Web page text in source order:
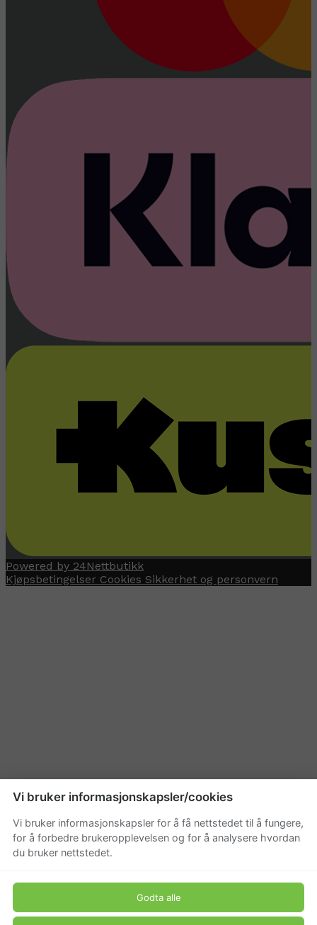
Powered by 24Nettbutikk
Kjøpsbetingelser Cookies Sikkerhet og personvern
Vi bruker informasjonskapsler/cookies
Vi bruker informasjonskapsler for å få nettstedet til å fungere,
for å forbedre brukeropplevelsen og for å analysere hvordan
du bruker nettstedet.
Godta alle